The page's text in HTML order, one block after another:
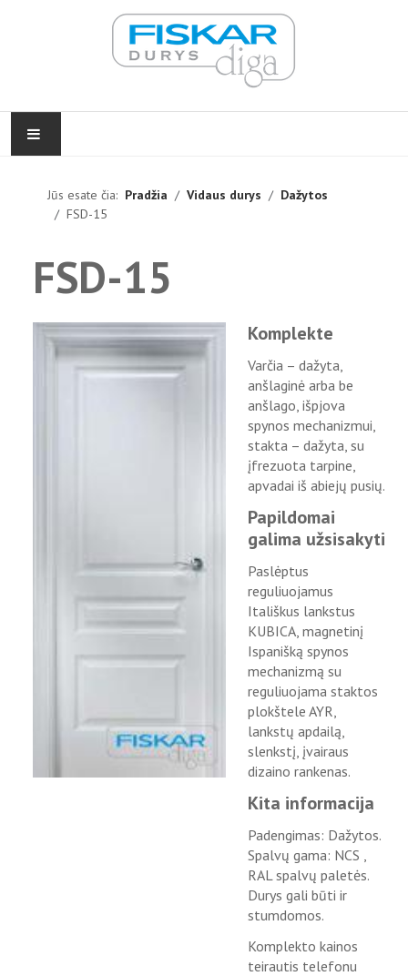
VIDAUS DURYS
LAUKO DURYS
ĮGYVENDINTI PROJEKTAI
Jūs esate čia: Pradžia Vidaus durys
Dažytos
FSD-15
FSD-15
Komplekte
Varčia – dažyta,
anšlaginė arba be
anšlago, išpjova
spynos mechanizmui,
stakta – dažyta, su
įfrezuota tarpine,
apvadai iš abiejų pusių.
Papildomai
galima užsisakyti
Paslėptus
reguliuojamus
Itališkus lankstus
KUBICA, magnetinį
Ispanišką spynos
mechanizmą su
reguliuojama staktos
plokštele AYR,
lankstų apdailą,
slenkstį, įvairaus
dizaino rankenas.
Kita informacija
Padengimas: Dažytos.
Spalvų gama: NCS ,
RAL spalvų paletės.
Durys gali būti ir
stumdomos.
Komplekto kainos
teirautis telefonu